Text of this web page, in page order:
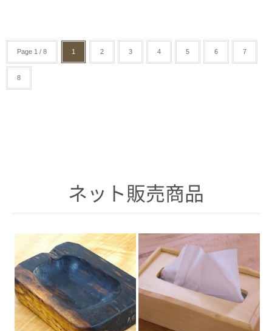
Page 1 / 8 1 2 3 4 5 6 7
8
ネット販売商品